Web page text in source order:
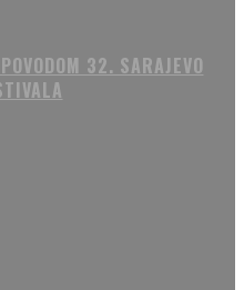
32. SARAJEVO